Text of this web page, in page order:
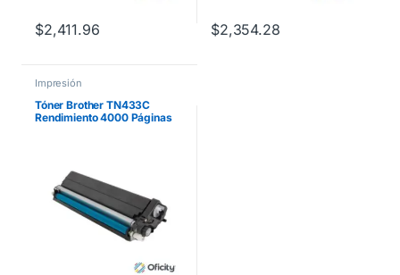
$2,411.96 $2,354.28
Impresión
Tóner Brother TN433C
Rendimiento 4000 Páginas